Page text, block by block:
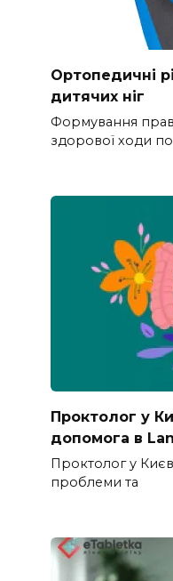
Ортопедичні
дитячих ніг
Формування
здорової ходи
Проктолог у
допомога в
Проктолог у
проблеми та